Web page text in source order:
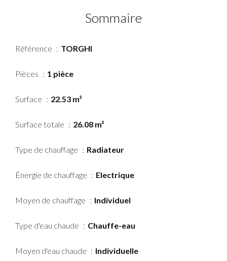
Sommaire
Référence TORGHI
Pièces 1 pièce
Surface 22.53 m²
Surface totale 26.08 m²
Type de chauffage Radiateur
Énergie de chauffage Electrique
Moyen de chauffage Individuel
Type d'eau chaude Chauffe-eau
Moyen d'eau chaude Individuelle